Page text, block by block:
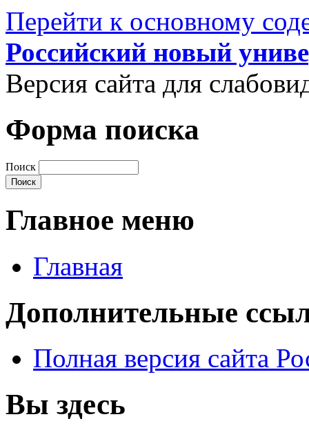
Перейти к основному
Российский новый
Версия сайта для
Форма поиска
Поиск
Главное меню
Главная
Дополнительные
Полная версия сайта
Вы здесь